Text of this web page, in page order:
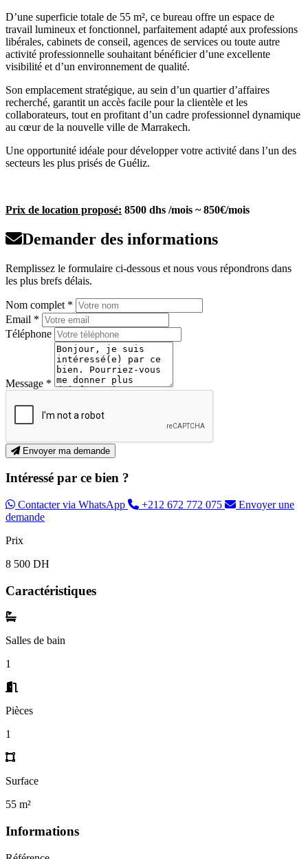
D’une superficie totale de 55 m², ce bureau offre un espace de
travail lumineux et fonctionnel, parfaitement adapté aux professions
libérales, cabinets de conseil, agences de services ou toute autre
activité professionnelle souhaitant bénéficier d’une excellente
visibilité et d’un environnement de qualité.
Son emplacement stratégique, au sein d’un quartier d’affaires
recherché, garantit un accès facile pour la clientèle et les
collaborateurs, tout en profitant d’un cadre professionnel dynamique
au cœur de la nouvelle ville de Marrakech.
Une opportunité idéale pour développer votre activité dans l’un des
secteurs les plus prisés de Guéliz.
Prix de location proposé: 8500 dhs /mois ~ 850€/mois
Demander des informations
Remplissez le formulaire ci-dessous et nous vous répondrons dans
les plus brefs délais.
Nom complet *
Email *
Téléphone
Message *
Envoyer ma demande
Intéressé par ce bien ?
Contacter via WhatsApp +212 672 772 075
Envoyer une
demande
Prix
8 500 DH
Caractéristiques
Salles de bain
1
Pièces
1
Surface
55 m²
Informations